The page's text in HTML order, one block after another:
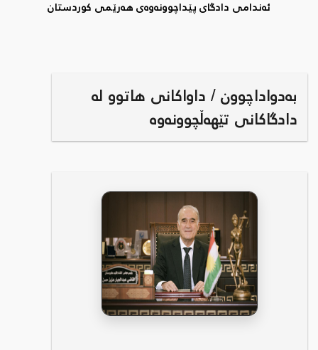
ئەندامی دادگای پێداچوونەوەی هەرێمی کوردستان
بەدواداچوون / داواکانی هاتوو لە
دادگاکانی تێهەڵچوونەوە